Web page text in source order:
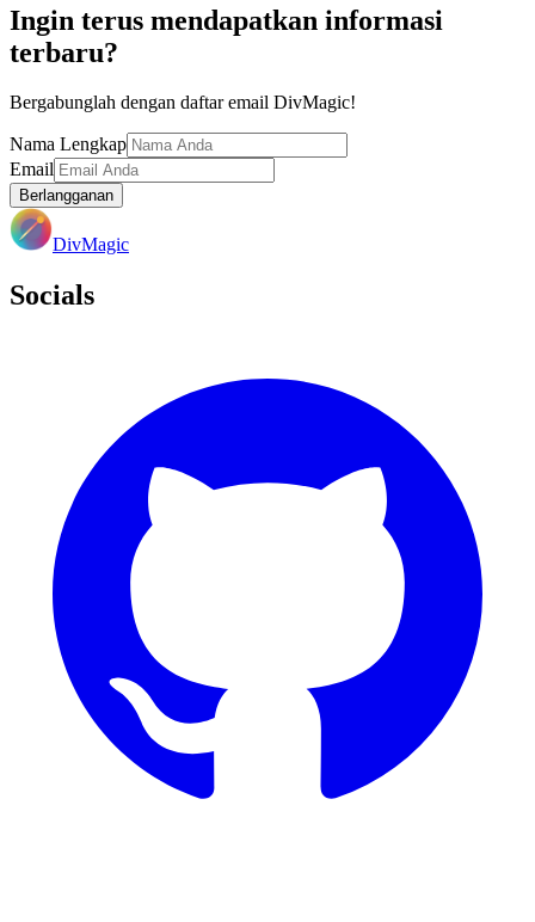
Ingin terus mendapatkan informasi
terbaru?
Bergabunglah dengan daftar email DivMagic!
Nama Lengkap
Email
Berlangganan
DivMagic
Socials